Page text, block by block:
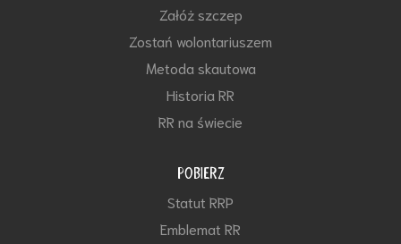
Załóż szczep
Zostań wolontariuszem
Metoda skautowa
Historia RR
RR na świecie
POBIERZ
Statut RRP
Emblemat RR